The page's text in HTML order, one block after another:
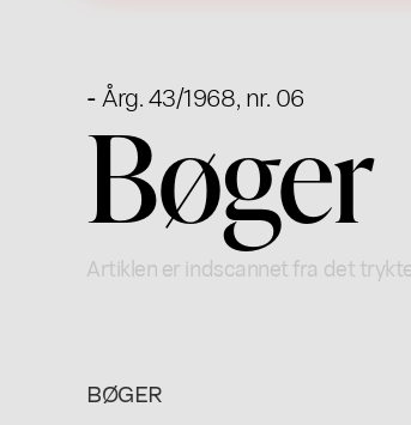
- Årg. 43/1968, nr. 06
Bøger
Artiklen er indscannet fra det
BØGER